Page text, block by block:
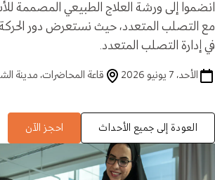
انضموا إلى ورشة العلاج الطبيعي المصممة
مع التصلب المتعدد، حيث نستعرض دور الحركة
في إدارة التصلب المتعدد.
الأحد، 7 يونيو 2026 قاعة المحاضرات، مدينة
العودة إلى جميع الأحداث احجز الآن